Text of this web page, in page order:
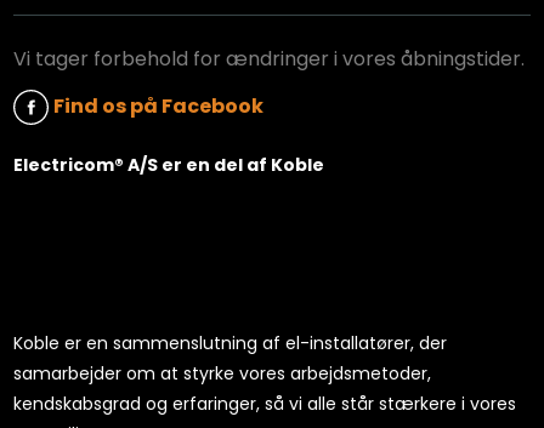
Vi tager forbehold for ​ændringer i vores åbningstider.
Find​ os på ​Fac​eb​o​ok
​Electricom® A/S er en del af Koble
Koble er en sammenslutning af el-installatører, der
samarbejder om at styrke vores arbejdsmetoder,
kendskabsgrad og erfaringer, så vi alle står stærkere i vores